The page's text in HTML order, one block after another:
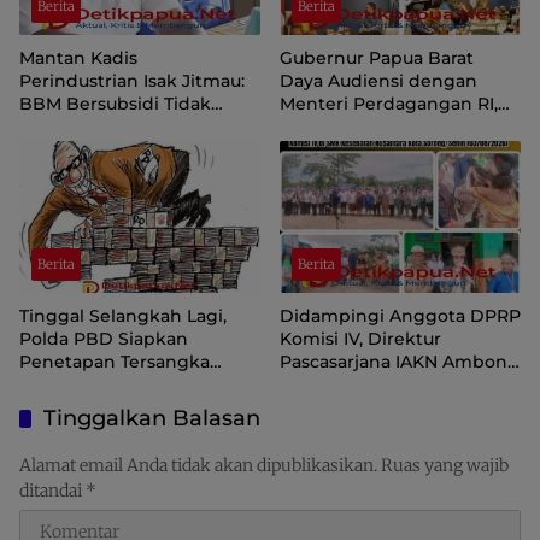
Berita
Mantan Kadis
Perindustrian Isak Jitmau:
BBM Bersubsidi Tidak
Distribusi Perlu Diperkuat
Berita
Gubernur Papua Barat
Daya Audiensi dengan
Menteri Perdagangan RI,
Pusat Perdagangan dan
Ekspor Kawasan Timur
Indonesia
Berita
Tinggal Selangkah Lagi,
Polda PBD Siapkan
Penetapan Tersangka
Berita
Didampingi Anggota DPRP
Komisi IV, Direktur
Pascasarjana IAKN Ambon
Tinggalkan Balasan
Alamat email Anda tidak akan dipublikasikan.Ruas yang wajib
ditandai *